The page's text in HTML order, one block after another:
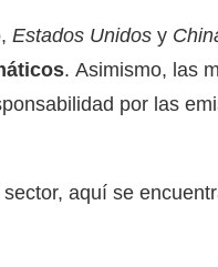
Estados Unidos y
. Asimismo, las
por las
aquí se